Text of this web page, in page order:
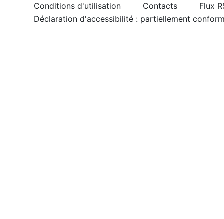
Conditions d'utilisation Contacts
Flux
Déclaration d'accessibilité : partiellement